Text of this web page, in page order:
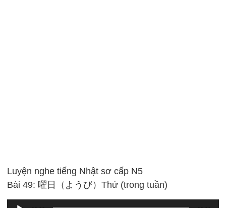
Luyện nghe tiếng Nhật sơ cấp N5
Bài 49: 曜日（ようび）Thứ (trong tuần)
Audio